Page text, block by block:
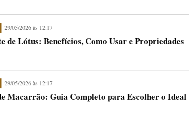
29/05/2026 às 12:17
de Lótus: Benefícios, Como Usar e Propriedades
29/05/2026 às 12:17
Macarrão: Guia Completo para Escolher o Ideal